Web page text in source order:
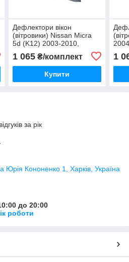
Дефлектори вікон
(вітровики) Nissan Micra
5d (K12) 2003-2010,
Tuning"
1 065₴/комплект
Купити
1
за рік
Юрія Кононенко 1, Харків, Україна
до 20:00
роботи